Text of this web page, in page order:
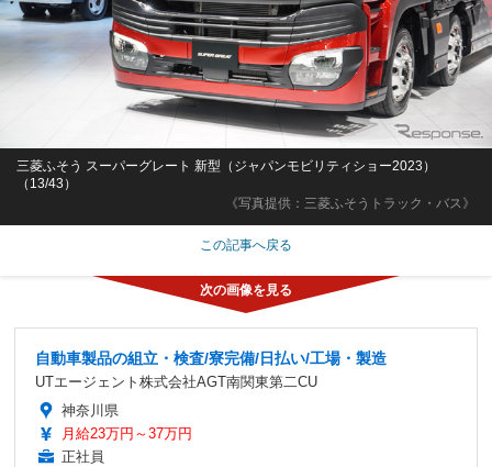
《写真提供：三菱ふそうトラック・バス》
三菱ふそう スーパーグレート 新型（ジャパンモビリティショー2023）
（13/43）
この記事へ戻る
自動車製品の組立・検査/寮完備/日払い/工場・製造
UTエージェント株式会社AGT南関東第二CU
神奈川県
月給23万円～37万円
正社員